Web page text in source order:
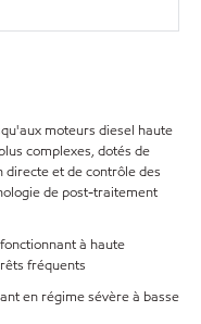
moteurs diesel haute
complexes, dotés de
et de contrôle des
de post-traitement
à haute
fréquents
en régime sévère à basse